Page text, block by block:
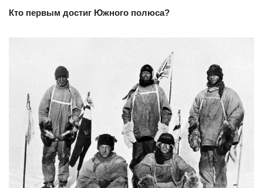
Кто первым достиг Южного полюса?